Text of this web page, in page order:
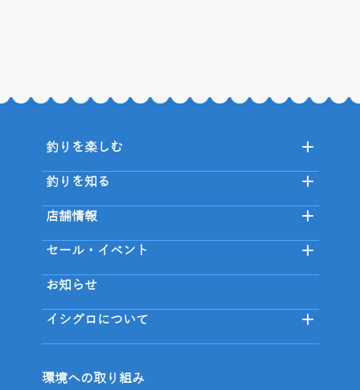
釣りを楽しむ
釣りを知る
店舗情報
セール・イベント
お知らせ
イシグロについて
環境への取り組み